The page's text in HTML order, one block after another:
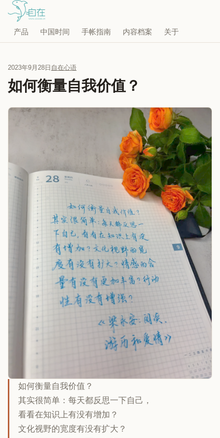
产品 中国时间 手帐指南 内容档案 关于
2023年9月28日 自在心语
如何衡量自我价值？
如何衡量自我价值？
其实很简单：每天都反思一下自己，
看看在知识上有没有增加？
文化视野的宽度有没有扩大？